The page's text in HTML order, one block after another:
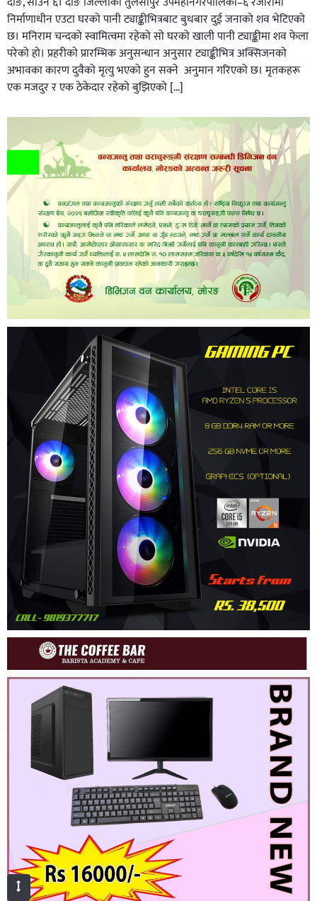
निर्माणाधीन एउटा घरको पानी ट्याङ्कीभित्रबाट बुधबार दुई जनाको शव भेटिएको
छ। मनिराम चन्दको स्वामित्वमा रहेको सो घरको खाली पानी ट्याङ्कीमा शव फेला
परेको हो। प्रहरीकाे प्रारम्भिक अनुसन्धान अनुसार ट्याङ्कीभित्र अक्सिजनको
अभावका कारण दुवैको मृत्यु भएको हुन सक्ने अनुमान गरिएको छ। मृतकहरू
एक मजदुर र एक ठेकेदार रहेको बुझिएको […]